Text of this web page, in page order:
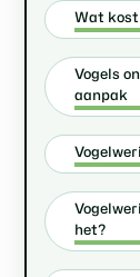
Wat
Vogels
aanpak
het?